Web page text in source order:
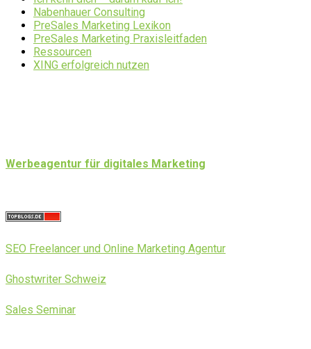
Nabenhauer Consulting
PreSales Marketing Lexikon
PreSales Marketing Praxisleitfaden
Ressourcen
XING erfolgreich nutzen
Werbeagentur für digitales Marketing
SEO Freelancer und Online Marketing Agentur
Ghostwriter Schweiz
Sales Seminar